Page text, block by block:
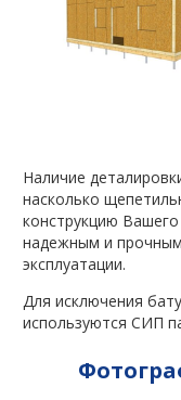
Наличие
насколько
конструкцию
надежным и
эксплуатации.
Для исключения
используются СИП